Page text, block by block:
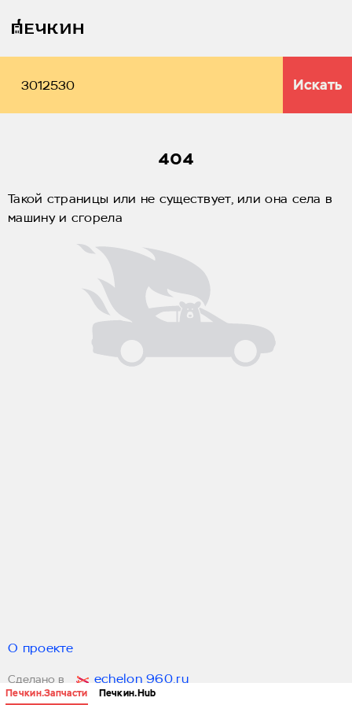
Печкин.Запчасти Печкин.Hub
Искать
404
Такой страницы или не существует, или она села в
машину и сгорела
О проекте
Сделано в echelon 960.ru